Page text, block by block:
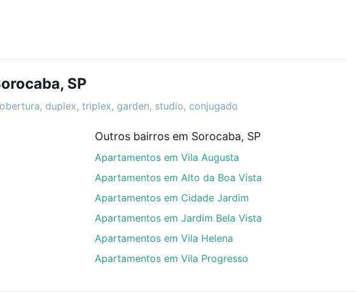
pode usar os filtros como quantidade de quartos, suítes, com
piscina, academia, salão de festas ou área verde e encontrar
Hey, Sorocaba, SP que custam a partir de R$ 0 e com nossas
alguma dúvida dos custos envolvidos no processo de compra,
imóvel dos seus sonhos com segurança e conforto. Loft, com você
SP
duplex, triplex, garden, studio, conjugado
Outros bairros em Sorocaba, SP
Apartamentos em Vila Augusta
Apartamentos em Alto da Boa Vista
Apartamentos em Cidade Jardim
Apartamentos em Jardim Bela Vista
Apartamentos em Vila Helena
Apartamentos em Vila Progresso